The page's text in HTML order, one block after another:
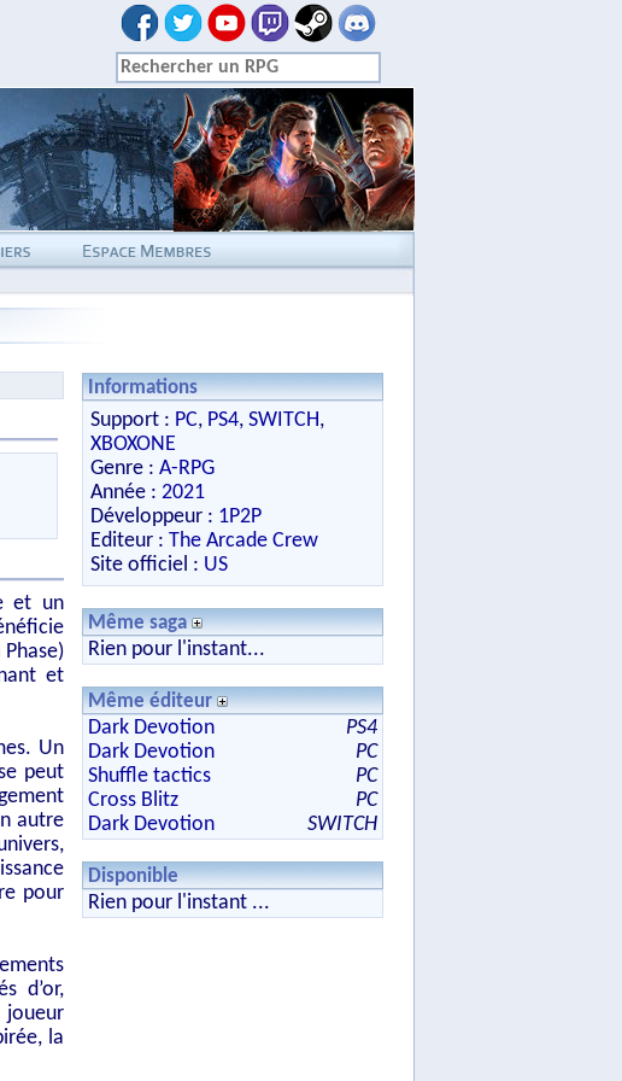
et un
et
Un
peut
autre
pour
d’or,
joueur
la
Informations
Support : PC, PS4, SWITCH,
XBOXONE
Genre : A-RPG
Année : 2021
Développeur : 1P2P
Editeur : The Arcade Crew
Site officiel : US
Même saga
Rien pour l'instant...
Même éditeur
Dark Devotion
PS4
Dark Devotion
PC
Shuffle tactics
PC
Cross Blitz
PC
Dark Devotion
SWITCH
Disponible
Rien pour l'instant ...